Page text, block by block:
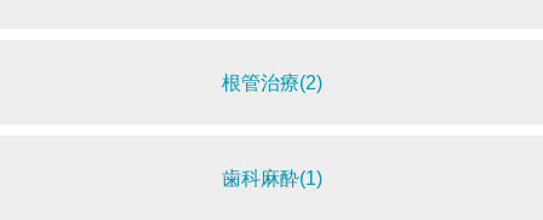
根管治療(2)
歯科麻酔(1)